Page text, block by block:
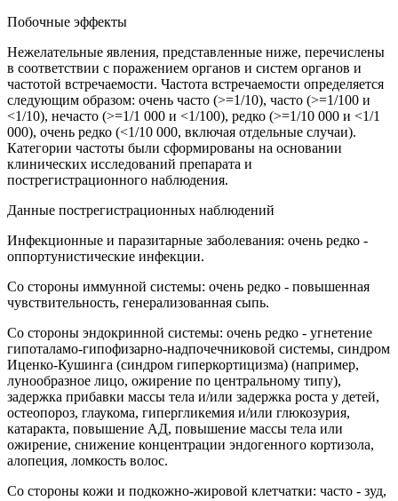
Побочные эффекты
Нежелательные явления, представленные ниже, перечислены
в соответствии с поражением органов и систем органов и
частотой встречаемости. Частота встречаемости определяется
следующим образом: очень часто (>=1/10), часто (>=1/100 и
<1/10), нечасто (>=1/1 000 и <1/100), редко (>=1/10 000 и <1/1
000), очень редко (<1/10 000, включая отдельные случаи).
Категории частоты были сформированы на основании
клинических исследований препарата и
пострегистрационного наблюдения.
Данные пострегистрационных наблюдений
Инфекционные и паразитарные заболевания: очень редко -
оппортунистические инфекции.
Со стороны иммунной системы: очень редко - повышенная
чувствительность, генерализованная сыпь.
Со стороны эндокринной системы: очень редко - угнетение
гипоталамо-гипофизарно-надпочечниковой системы, синдром
Иценко-Кушинга (синдром гиперкортицизма) (например,
лунообразное лицо, ожирение по центральному типу),
задержка прибавки массы тела и/или задержка роста у детей,
остеопороз, глаукома, гипергликемия и/или глюкозурия,
катаракта, повышение АД, повышение массы тела или
ожирение, снижение концентрации эндогенного кортизола,
алопеция, ломкость волос.
Со стороны кожи и подкожно-жировой клетчатки: часто - зуд,